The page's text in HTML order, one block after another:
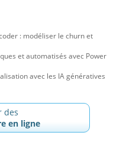
: modéliser le churn et
et automatisés avec Power
avec les IA génératives
des
en ligne